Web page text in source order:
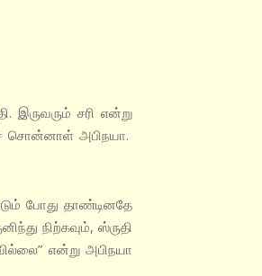
இருவரும் சரி என்று
சொன்னாள் அபிநயா.
போது தாண்டினதே
நிற்கவும், ஸ்ருதி
என்று அபிநயா